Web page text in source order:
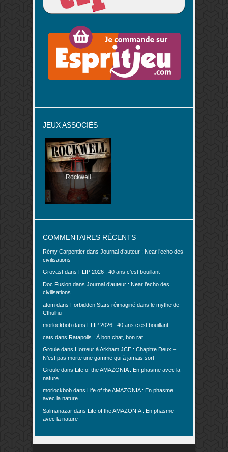
JEUX ASSOCIÉS
Rockwell
COMMENTAIRES RÉCENTS
Rémy Carpentier dans Journal d’auteur : Near l’echo des
civilisations
Grovast dans FLIP 2026 : 40 ans c’est bouillant
Doc.Fusion dans Journal d’auteur : Near l’echo des
civilisations
atom dans Forbidden Stars réimaginé dans le mythe de
Cthulhu
morlockbob dans FLIP 2026 : 40 ans c’est bouillant
cats dans Ratapolis : À bon chat, bon rat
Groule dans Horreur à Arkham JCE : Chapitre Deux –
N’est pas morte une gamme qui à jamais sort
Groule dans Life of the AMAZONIA : En phasme avec la
nature
morlockbob dans Life of the AMAZONIA : En phasme
avec la nature
Salmanazar dans Life of the AMAZONIA : En phasme
avec la nature